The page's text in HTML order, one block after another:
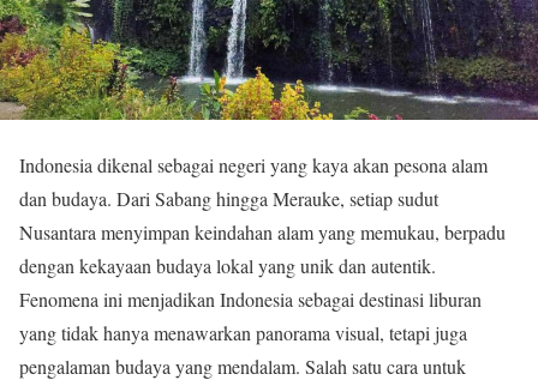
Indonesia dikenal sebagai negeri yang kaya akan pesona alam
dan budaya. Dari Sabang hingga Merauke, setiap sudut
Nusantara menyimpan keindahan alam yang memukau, berpadu
dengan kekayaan budaya lokal yang unik dan autentik.
Fenomena ini menjadikan Indonesia sebagai destinasi liburan
yang tidak hanya menawarkan panorama visual, tetapi juga
pengalaman budaya yang mendalam. Salah satu cara untuk